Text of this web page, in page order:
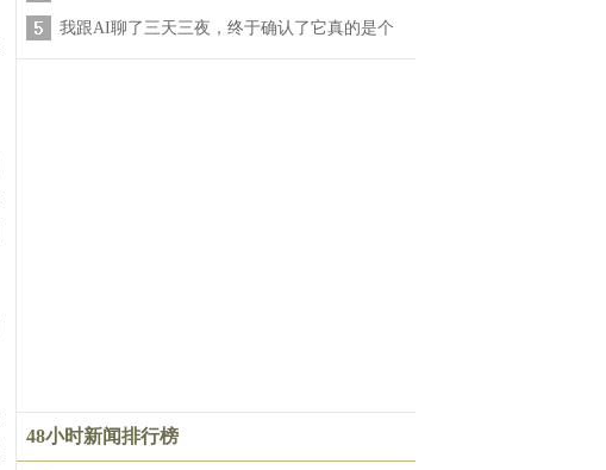
我跟AI聊了三天三夜，终于确认了它真的是个
48小时新闻排行榜